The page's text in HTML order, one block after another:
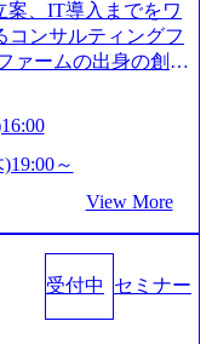
案、IT導入までをワ
コンサルティングフ
ァームの出身の創業
くりたい」「胸を
的な組織をつくり
アクセンチュアとい
しており、働きや
定着率が高いことか
ストカンパニーに選
程度 事業/IT戦略立案
端テクノロジーの
～
View More
受付中 セミナー